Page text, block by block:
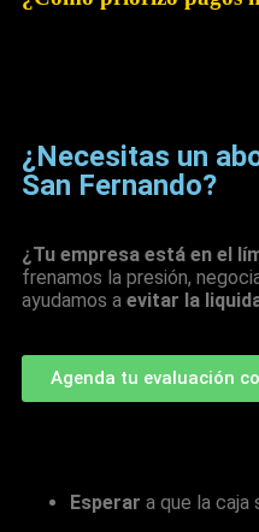
¿Necesitas un
San Fernando?
¿Tu empresa está en el
frenamos la presión,
ayudamos a evitar la
Agenda tu evaluación
Esperar a que la caja